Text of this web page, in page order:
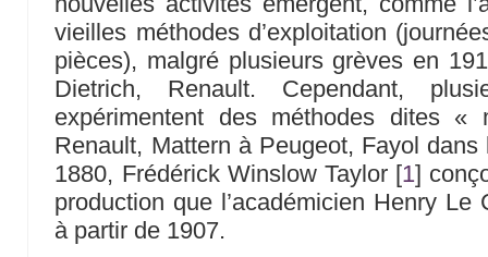
vieilles méthodes d’exploitation
pièces), malgré plusieurs grèves en
Dietrich, Renault. Cependant,
expérimentent des méthodes dites
Renault, Mattern à Peugeot, Fayol
1880, Frédérick Winslow Taylor [1]
production que l’académicien Henry Le
à partir de 1907.